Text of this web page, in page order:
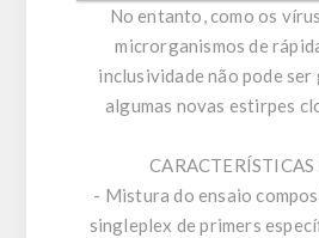
No entanto, como os
microrganismos de
inclusividade não pode
algumas novas estirpes
- Mistura do ensaio
singleplex de primers